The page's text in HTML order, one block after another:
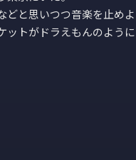
どと思いつつ音楽を止めよ
ットがドラえもんのように